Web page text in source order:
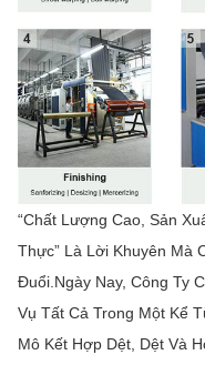
“Chất Lượng Cao, Sản
Thực” Là Lời Khuyên Mà
Đuổi.Ngày Nay, Công Ty
Vụ Tất Cả Trong Một Kể
Mô Kết Hợp Dệt, Dệt Và